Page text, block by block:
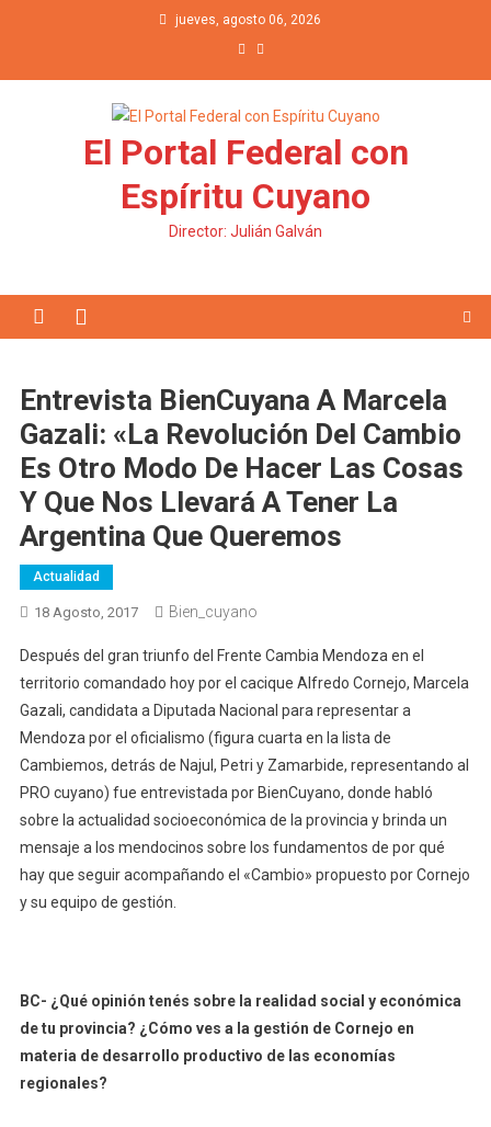
jueves, agosto 06, 2026
El Portal Federal con
Espíritu Cuyano
Director: Julián Galván
Entrevista BienCuyana A Marcela
Gazali: «La Revolución Del Cambio
Es Otro Modo De Hacer Las Cosas
Y Que Nos Llevará A Tener La
Argentina Que Queremos
Actualidad
18 Agosto, 2017 Bien_cuyano
Después del gran triunfo del Frente Cambia Mendoza en el
territorio comandado hoy por el cacique Alfredo Cornejo, Marcela
Gazali, candidata a Diputada Nacional para representar a
Mendoza por el oficialismo (figura cuarta en la lista de
Cambiemos, detrás de Najul, Petri y Zamarbide, representando al
PRO cuyano) fue entrevistada por BienCuyano, donde habló
sobre la actualidad socioeconómica de la provincia y brinda un
mensaje a los mendocinos sobre los fundamentos de por qué
hay que seguir acompañando el «Cambio» propuesto por Cornejo
y su equipo de gestión.
BC- ¿Qué opinión tenés sobre la realidad social y económica
de tu provincia? ¿Cómo ves a la gestión de Cornejo en
materia de desarrollo productivo de las economías
regionales?